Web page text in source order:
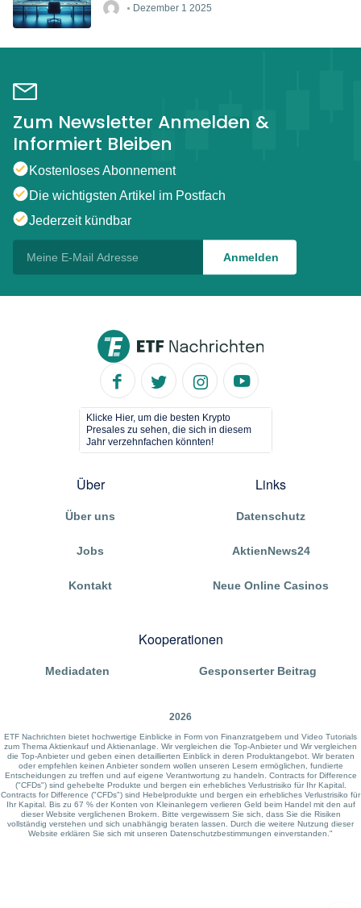
Dezember 1 2025
Zum Newsletter Anmelden &
Informiert Bleiben
Kostenloses Abonnement
Die wichtigsten Artikel im Postfach
Jederzeit kündbar
Klicke Hier, um die besten Krypto
Presales zu sehen, die sich in diesem
Jahr verzehnfachen könnten!
Über
Über uns
Jobs
Kontakt
Links
Datenschutz
AktienNews24
Neue Online Casinos
Kooperationen
Mediadaten Gesponserter Beitrag
2026
ETF Nachrichten bietet hochwertige Einblicke in Form von Finanzratgebern und Video Tutorials
zum Thema Aktienkauf und Aktienanlage. Wir vergleichen die Top-Anbieter und Wir vergleichen
die Top-Anbieter und geben einen detaillierten Einblick in deren Produktangebot. Wir beraten
oder empfehlen keinen Anbieter sondern wollen unseren Lesern ermöglichen, fundierte
Entscheidungen zu treffen und auf eigene Verantwortung zu handeln. Contracts for Difference
("CFDs") sind gehebelte Produkte und bergen ein erhebliches Verlustrisiko für Ihr Kapital.
Contracts for Difference ("CFDs") sind Hebelprodukte und bergen ein erhebliches Verlustrisiko für
Ihr Kapital. Bis zu 67 % der Konten von Kleinanlegern verlieren Geld beim Handel mit den auf
dieser Website verglichenen Brokern. Bitte vergewissern Sie sich, dass Sie die Risiken
vollständig verstehen und sich unabhängig beraten lassen. Durch die weitere Nutzung dieser
Website erklären Sie sich mit unseren Datenschutzbestimmungen einverstanden."